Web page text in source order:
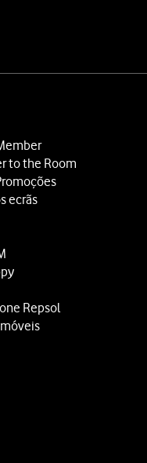
to the Room
ecrãs
Repsol